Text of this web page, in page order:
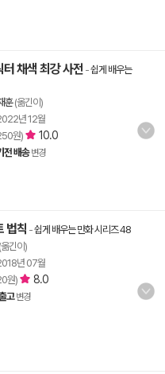
채색 최강 사전 -쉽게 배우는
훈(옮긴이)
년 12월
원) 10.0
전 배송 변경
법칙 -쉽게 배우는 만화 시리즈 48
긴이)
년 07월
원) 8.0
고 변경